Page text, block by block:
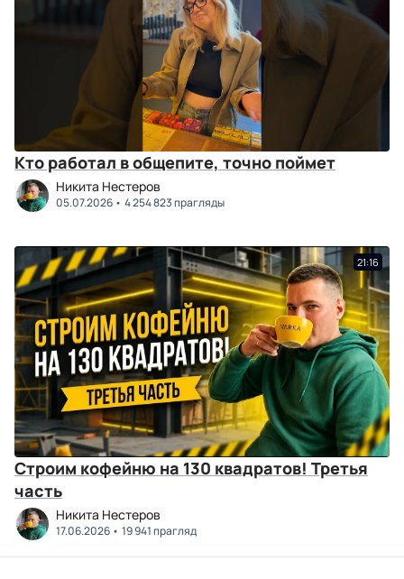
Кто работал в общепите, точно поймет
Никита Нестеров
05.07.2026 4 254 823 прагляды
21:16
Строим кофейню на 130 квадратов! Третья
часть
Никита Нестеров
17.06.2026 19 941 прагляд